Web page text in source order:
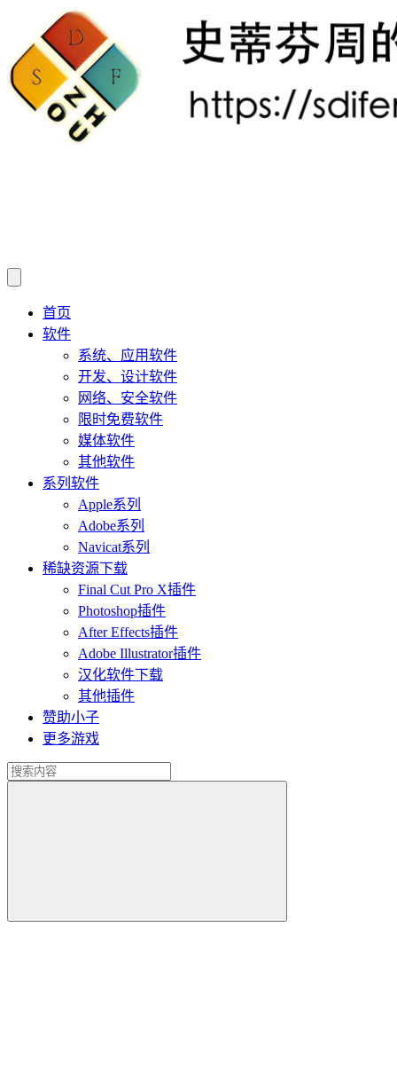
首页
软件
系统、应用软件
开发、设计软件
网络、安全软件
限时免费软件
媒体软件
其他软件
系列软件
Apple系列
Adobe系列
Navicat系列
稀缺资源下载
Final Cut Pro X插件
Photoshop插件
After Effects插件
Adobe Illustrator插件
汉化软件下载
其他插件
赞助小子
更多游戏